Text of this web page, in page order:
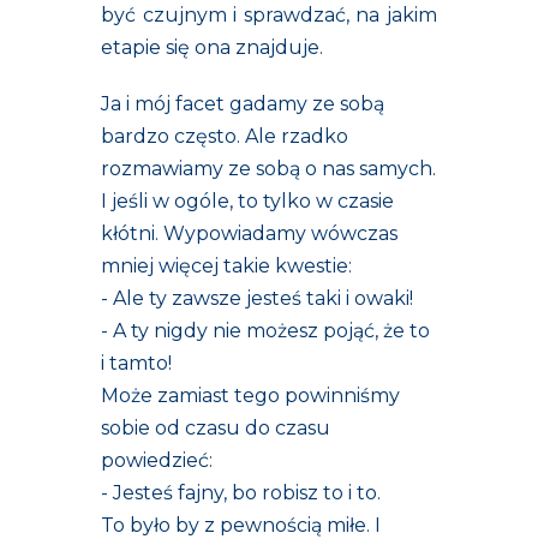
być czujnym i sprawdzać, na jakim
etapie się ona znajduje.
Ja i mój facet gadamy ze sobą
bardzo często. Ale rzadko
rozmawiamy ze sobą o nas samych.
I jeśli w ogóle, to tylko w czasie
kłótni. Wypowiadamy wówczas
mniej więcej takie kwestie:
- Ale ty zawsze jesteś taki i owaki!
- A ty nigdy nie możesz pojąć, że to
i tamto!
Może zamiast tego powinniśmy
sobie od czasu do czasu
powiedzieć:
- Jesteś fajny, bo robisz to i to.
To było by z pewnością miłe. I